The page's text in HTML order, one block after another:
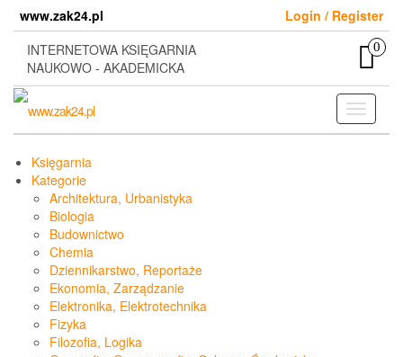
content
www.zak24.pl
Login / Register
INTERNETOWA KSIĘGARNIA
NAUKOWO - AKADEMICKA
0
Toggle
Księgarnia
Kategorie
Architektura, Urbanistyka
Biologia
Budownictwo
Chemia
Dziennikarstwo, Reportaże
Ekonomia, Zarządzanie
Elektronika, Elektrotechnika
Fizyka
Filozofia, Logika